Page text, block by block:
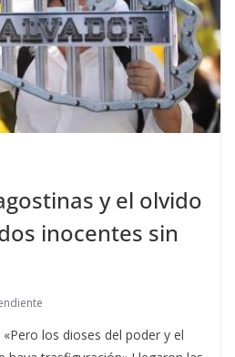
y el olvido
inocentes sin
los dioses del poder y el